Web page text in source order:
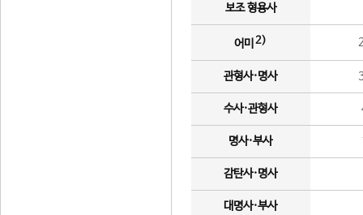
보조 형용사
어미 2)
관형사·명사
수사·관형사
명사·부사
감탄사·명사
대명사·부사